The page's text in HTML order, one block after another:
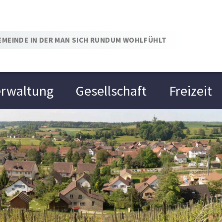
IN DER MAN SICH RUNDUM WOHLFÜHLT
Gesellschaft Freizeit